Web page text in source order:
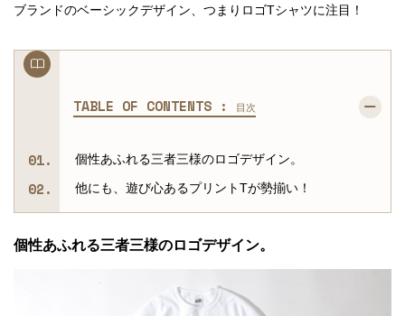
ブランドのベーシックデザイン、つまりロゴTシャツに注目！
TABLE OF CONTENTS : 目次
個性あふれる三者三様のロゴデザイン。
他にも、遊び心あるプリントTが勢揃い！
個性あふれる三者三様のロゴデザイン。